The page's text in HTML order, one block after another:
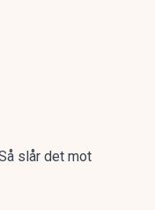
slår det mot